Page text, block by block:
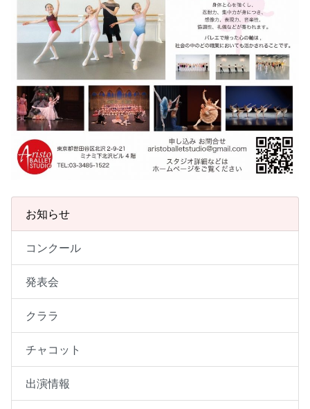
お知らせ
コンクール
発表会
クララ
チャコット
出演情報